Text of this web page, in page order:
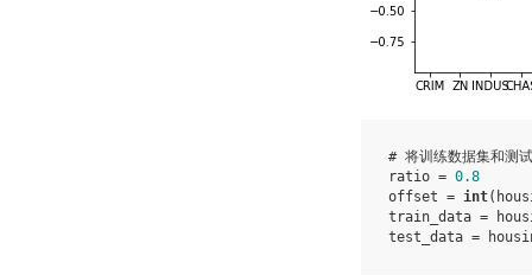
# 将训练数据集和测
ratio = 0.8
offset = int(
train_data =
test_data =